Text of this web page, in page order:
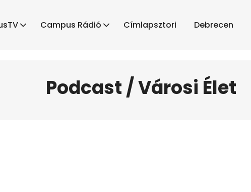
Campus Rádió Címlapsztori Debrecen
Podcast / Városi Élet